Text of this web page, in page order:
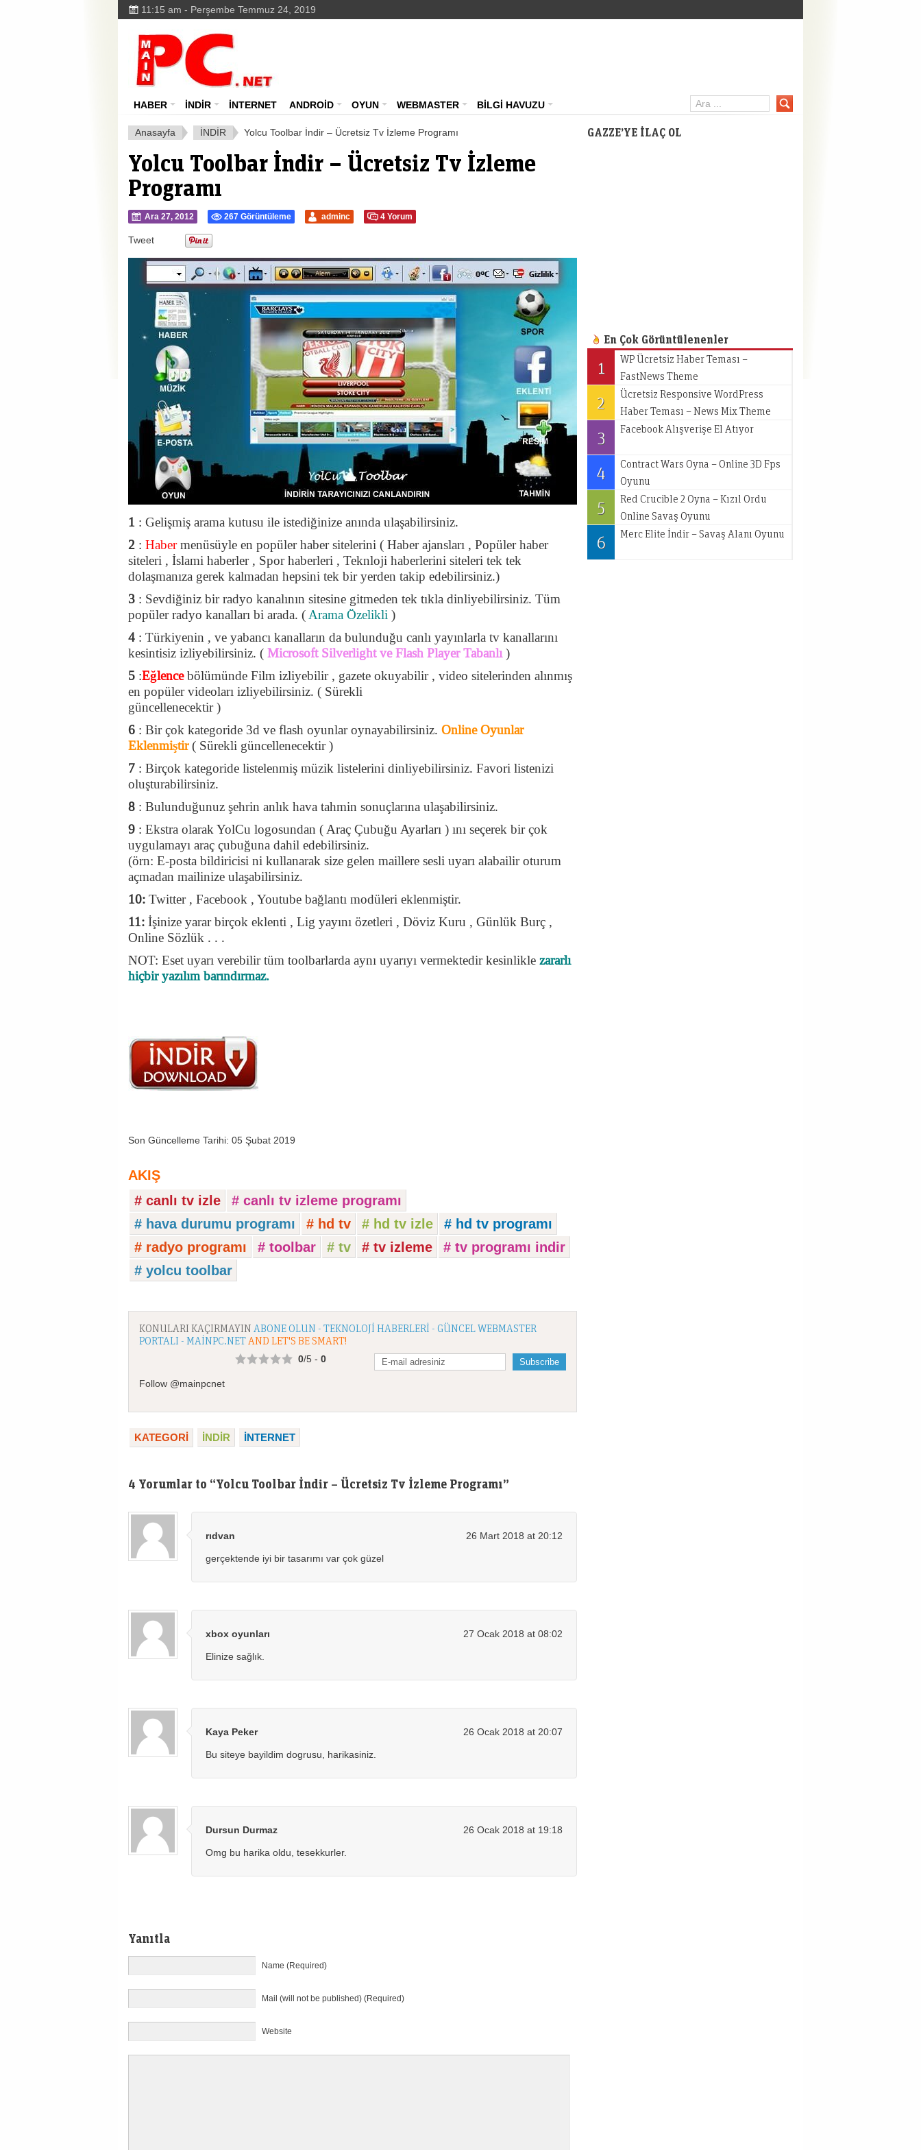
11:15 am - Perşembe Temmuz 24, 2019
HABER İNDİR İNTERNET ANDROİD OYUN WEBMASTER BİLGİ HAVUZU
Anasayfa İNDİR Yolcu Toolbar İndir – Ücretsiz Tv İzleme Programı
Yolcu Toolbar İndir – Ücretsiz Tv İzleme
Programı
Ara 27, 2012 267 Görüntüleme adminc 4 Yorum
Tweet
1 : Gelişmiş arama kutusu ile istediğinize anında ulaşabilirsiniz.
2 : Habermenüsüyle en popüler haber sitelerini ( Haber ajansları , Popüler haber
siteleri , İslami haberler , Spor haberleri , Teknloji haberlerini siteleri tek tek
dolaşmanıza gerek kalmadan hepsini tek bir yerden takip edebilirsiniz.)
3 : Sevdiğiniz bir radyo kanalının sitesine gitmeden tek tıkla dinliyebilirsiniz. Tüm
popüler radyo kanalları bi arada. (Arama Özelikli )
4 : Türkiyenin , ve yabancı kanalların da bulunduğu canlı yayınlarla tv kanallarını
kesintisiz izliyebilirsiniz. ( Microsoft Silverlight ve Flash Player Tabanlı)
5 :Eğlencebölümünde Film izliyebilir , gazete okuyabilir , video sitelerinden alınmış
en popüler videoları izliyebilirsiniz. ( Sürekli
güncellenecektir )
6 : Bir çok kategoride 3d ve flash oyunlar oynayabilirsiniz. Online Oyunlar
Eklenmiştir( Sürekli güncellenecektir )
7 : Birçok kategoride listelenmiş müzik listelerini dinliyebilirsiniz. Favori listenizi
oluşturabilirsiniz.
8 : Bulunduğunuz şehrin anlık hava tahmin sonuçlarına ulaşabilirsiniz.
9 : Ekstra olarak YolCu logosundan ( Araç Çubuğu Ayarları ) ını seçerek bir çok
uygulamayı araç çubuğuna dahil edebilirsiniz.
(örn: E-posta bildiricisi ni kullanarak size gelen maillere sesli uyarı alabailir oturum
açmadan mailinize ulaşabilirsiniz.
10: Twitter , Facebook , Youtube bağlantı modüleri eklenmiştir.
11: İşinize yarar birçok eklenti , Lig yayını özetleri , Döviz Kuru , Günlük Burç ,
Online Sözlük . . .
NOT: Eset uyarı verebilir tüm toolbarlarda aynı uyarıyı vermektedir kesinlikle zararlı
hiçbir yazılım barındırmaz.
Son Güncelleme Tarihi: 05 Şubat 2019
AKIŞ
# canlı tv izle
# canlı tv izleme programı
# hava durumu programı
# hd tv # hd tv izle
# hd tv programı
# radyo programı
# toolbar # tv # tv izleme
# tv programı indir
# yolcu toolbar
KONULARI KAÇIRMAYIN ABONE OLUN - TEKNOLOJI HABERLERI - GÜNCEL WEBMASTER
PORTALI - MAINPC.NETAND LET'S BE SMART!
Follow @mainpcnet
0/5 - 0
KATEGORI İNDİR İNTERNET
4 Yorumlar to “Yolcu Toolbar İndir – Ücretsiz Tv İzleme Programı”
rıdvan 26 Mart 2018 at 20:12
gerçektende iyi bir tasarımı var çok güzel
xbox oyunları 27 Ocak 2018 at 08:02
Elinize sağlık.
Kaya Peker 26 Ocak 2018 at 20:07
Bu siteye bayildim dogrusu, harikasiniz.
Dursun Durmaz 26 Ocak 2018 at 19:18
Omg bu harika oldu, tesekkurler.
Yanıtla
Name (Required)
Mail (will not be published) (Required)
Website
GAZZE’YE İLAÇ OL
En Çok Görüntülenenler
1
WP Ücretsiz Haber Teması –
FastNews Theme
2
Ücretsiz Responsive WordPress
Haber Teması – News Mix Theme
3 Facebook Alışverişe El Atıyor
4
Contract Wars Oyna – Online 3D Fps
Oyunu
5
Red Crucible 2 Oyna – Kızıl Ordu
Online Savaş Oyunu
6 Merc Elite İndir – Savaş Alanı Oyunu